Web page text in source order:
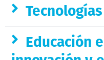
Educación